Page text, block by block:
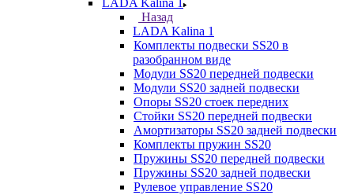
LADA Kalina 1
Назад
LADA Kalina 1
Комплекты подвески SS20 в
разобранном виде
Модули SS20 передней подвески
Модули SS20 задней подвески
Опоры SS20 стоек передних
Стойки SS20 передней подвески
Амортизаторы SS20 задней подвески
Комплекты пружин SS20
Пружины SS20 передней подвески
Пружины SS20 задней подвески
Рулевое управление SS20